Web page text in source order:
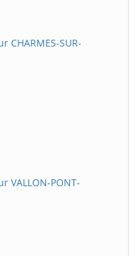
SUR-
VALLON-PONT-